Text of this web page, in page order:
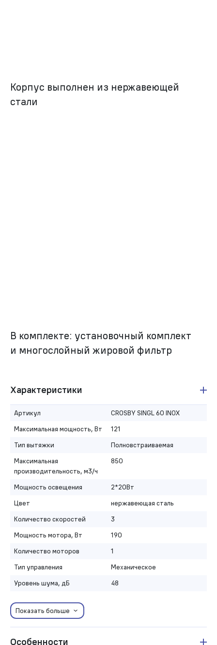
Корпус выполнен из нержавеющей
стали
В комплекте: установочный комплект
и многослойный жировой фильтр
Характеристики
Артикул
CROSBY SINGL 60 INOX
Максимальная мощность, Вт
121
Тип вытяжки
Полновстраиваемая
Максимальная
производительность, м3/ч
850
Мощность освещения
2*20Вт
Цвет
нержавеющая сталь
Количество скоростей
3
Мощность мотора, Вт
190
Количество моторов
1
Тип управления
Механическое
Уровень шума, дБ
48
Показать больше
Особенности